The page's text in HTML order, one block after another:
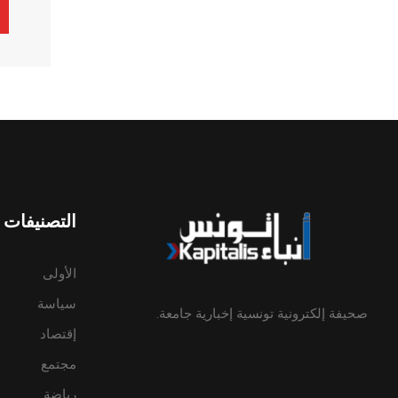
صحيفة إلكترونية تونسية إخبارية جامعة.
التصنيفات
الأولى
سياسة
إقتصاد
مجتمع